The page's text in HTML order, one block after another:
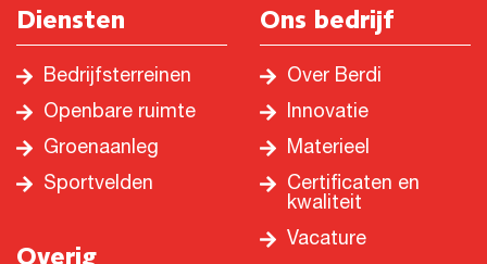
Diensten
Bedrijfsterreinen
Openbare ruimte
Groenaanleg
Sportvelden
Ons bedrijf
Over Berdi
Innovatie
Materieel
Certificaten en
kwaliteit
Vacature
Overig